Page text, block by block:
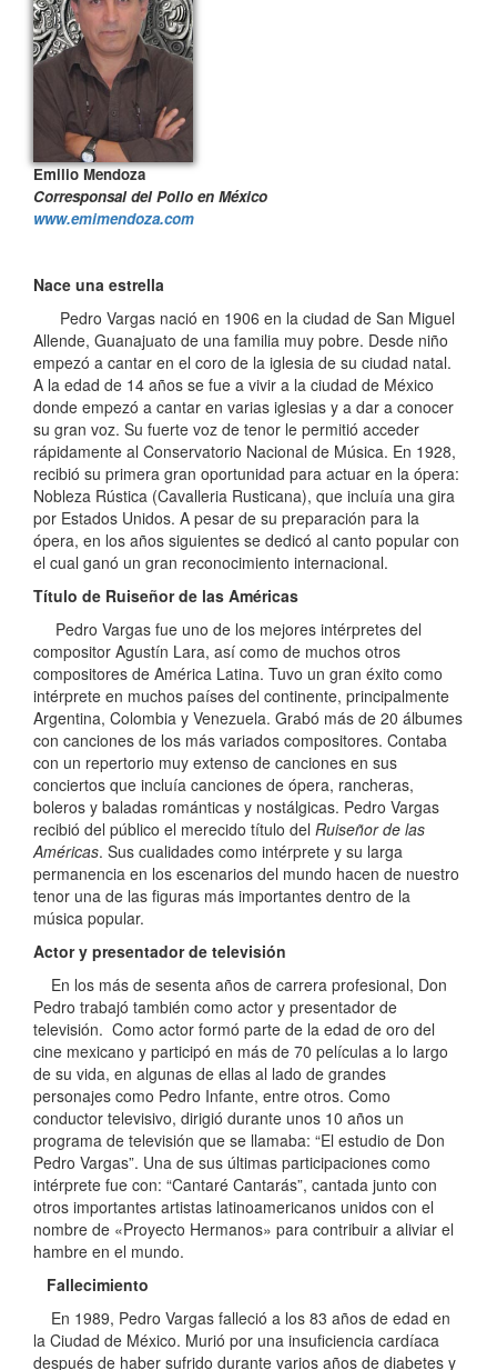
Emilio Mendoza
Corresponsal del Pollo en México
www.emimendoza.com
Nace una estrella
Pedro Vargas nació en 1906 en la ciudad de San Miguel
Allende, Guanajuato de una familia muy pobre. Desde niño
empezó a cantar en el coro de la iglesia de su ciudad natal.
A la edad de 14 años se fue a vivir a la ciudad de México
donde empezó a cantar en varias iglesias y a dar a conocer
su gran voz. Su fuerte voz de tenor le permitió acceder
rápidamente al Conservatorio Nacional de Música. En 1928,
recibió su primera gran oportunidad para actuar en la ópera:
Nobleza Rústica (Cavalleria Rusticana), que incluía una gira
por Estados Unidos. A pesar de su preparación para la
ópera, en los años siguientes se dedicó al canto popular con
el cual ganó un gran reconocimiento internacional.
Título de Ruiseñor de las Américas
Pedro Vargas fue uno de los mejores intérpretes del
compositor Agustín Lara, así como de muchos otros
compositores de América Latina. Tuvo un gran éxito como
intérprete en muchos países del continente, principalmente
Argentina, Colombia y Venezuela. Grabó más de 20 álbumes
con canciones de los más variados compositores. Contaba
con un repertorio muy extenso de canciones en sus
conciertos que incluía canciones de ópera, rancheras,
boleros y baladas románticas y nostálgicas. Pedro Vargas
recibió del público el merecido título del Ruiseñor de las
Américas. Sus cualidades como intérprete y su larga
permanencia en los escenarios del mundo hacen de nuestro
tenor una de las figuras más importantes dentro de la
música popular.
Actor y presentador de televisión
En los más de sesenta años de carrera profesional, Don
Pedro trabajó también como actor y presentador de
televisión. Como actor formó parte de la edad de oro del
cine mexicano y participó en más de 70 películas a lo largo
de su vida, en algunas de ellas al lado de grandes
personajes como Pedro Infante, entre otros. Como
conductor televisivo, dirigió durante unos 10 años un
programa de televisión que se llamaba: “El estudio de Don
Pedro Vargas”. Una de sus últimas participaciones como
intérprete fue con: “Cantaré Cantarás”, cantada junto con
otros importantes artistas latinoamericanos unidos con el
nombre de «Proyecto Hermanos» para contribuir a aliviar el
hambre en el mundo.
Fallecimiento
En 1989, Pedro Vargas falleció a los 83 años de edad en
la Ciudad de México. Murió por una insuficiencia cardíaca
después de haber sufrido durante varios años de diabetes y